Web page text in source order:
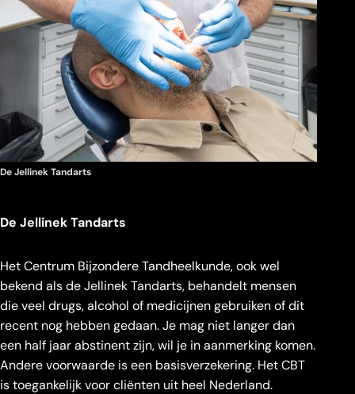
De Jellinek Tandarts
De Jellinek Tandarts
Het Centrum Bijzondere Tandheelkunde, ook wel
bekend als de Jellinek Tandarts, behandelt mensen
die veel drugs, alcohol of medicijnen gebruiken of dit
recent nog hebben gedaan. Je mag niet langer dan
een half jaar abstinent zijn, wil je in aanmerking komen.
Andere voorwaarde is een basisverzekering. Het CBT
is toegankelijk voor cliënten uit heel Nederland.